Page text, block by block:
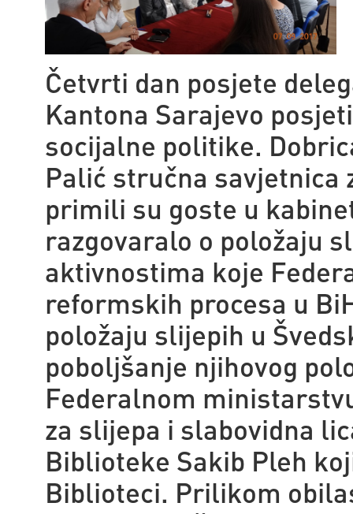
Četvrti dan posjete
Kantona Sarajevo
socijalne politike.
Palić stručna savjetnica
primili su goste u
razgovaralo o položaju
aktivnostima koje
reformskih procesa u
položaju slijepih u
poboljšanje njihovog
Federalnom
za slijepa i slabovidna
Biblioteke Sakib Pleh
Biblioteci. Prilikom